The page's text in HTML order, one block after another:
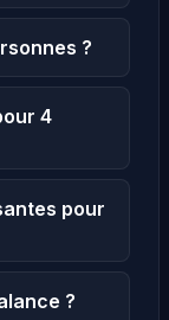
?
4
pour
?